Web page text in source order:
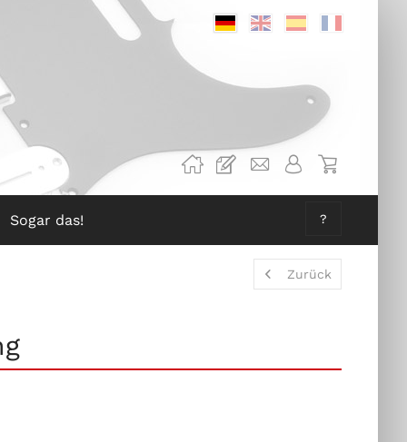
DeutschEnglischSpanisch
Sogar das! ?
Zurück